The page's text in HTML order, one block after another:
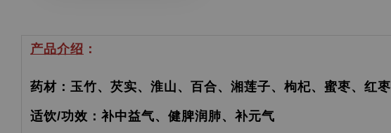
产品介绍 ：
药材：玉竹、芡实、淮山、百合、湘莲子、枸杞、蜜枣、红枣
适饮/功效：补中益气、健脾润肺、补元气